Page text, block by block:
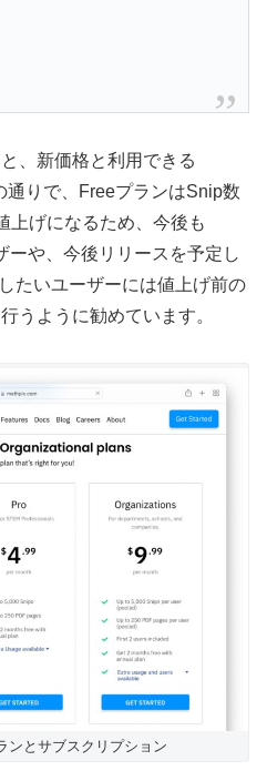
、新価格と利用できる
りで、FreeプランはSnip数
上げになるため、今後も
ーや、今後リリースを予定し
たいユーザーには値上げ前の
うように勧めています。
ンとサブスクリプション